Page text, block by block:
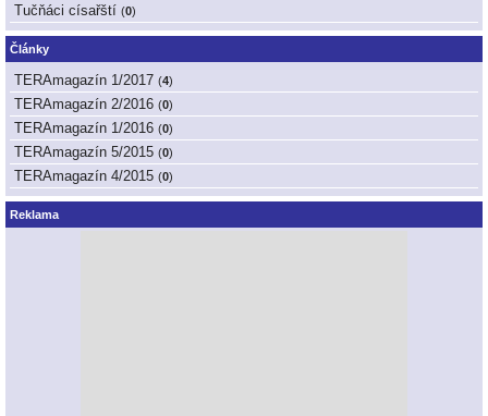
Tučňáci císařští (0)
Články
TERAmagazín 1/2017 (4)
TERAmagazín 2/2016 (0)
TERAmagazín 1/2016 (0)
TERAmagazín 5/2015 (0)
TERAmagazín 4/2015 (0)
Reklama